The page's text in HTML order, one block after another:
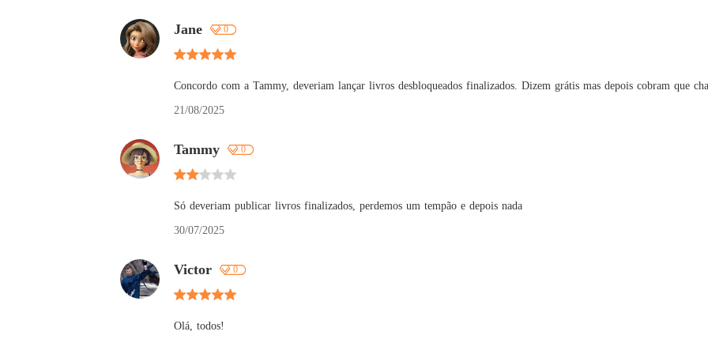
Jane 0
Concordo com a Tammy, deveriam lançar livros desbloqueados finalizados. Dizem grátis mas depois cobram que
21/08/2025
Tammy 0
Só deveriam publicar livros finalizados, perdemos um tempão e depois nada
30/07/2025
Victor 0
Olá, todos!